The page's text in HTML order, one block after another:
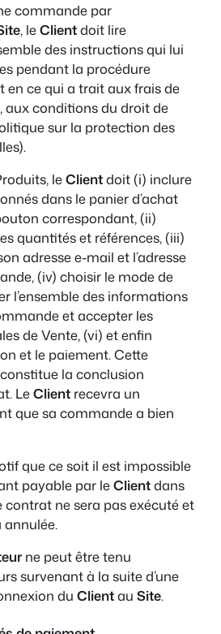
commande par
, leClientdoit lire
des instructions qui lui
pendant la procédure
en ce qui a trait aux frais de
aux conditions du droit de
sur la protection des
leClientdoit (i) inclure
dans le panier d’achat
correspondant, (ii)
quantités et références, (iii)
adresse e-mail et l’adresse
(iv) choisir le mode de
l’ensemble des informations
et accepter les
de Vente, (vi) et enfin
et le paiement. Cette
la conclusion
LeClient recevra un
que sa commande a bien
que ce soit il est impossible
payable par leClientdans
contrat ne sera pas exécuté et
ne peut être tenu
survenant à la suite d’une
du Clientau Site.